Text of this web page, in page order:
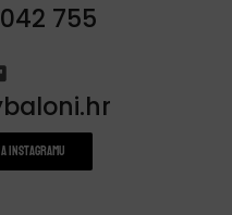
755
instagramu